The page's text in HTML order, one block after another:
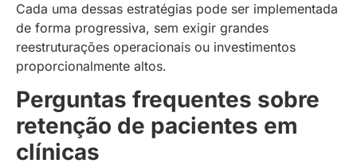
Cada uma dessas estratégias pode ser implementada
de forma progressiva, sem exigir grandes
reestruturações operacionais ou investimentos
proporcionalmente altos.
Perguntas frequentes sobre
retenção de pacientes em
clínicas